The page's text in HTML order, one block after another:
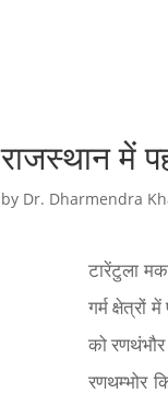
राजस्थान में
by Dr. Dharmendra
टारेंटुला
गर्म क्षेत्रों
को
रणथम्भोर